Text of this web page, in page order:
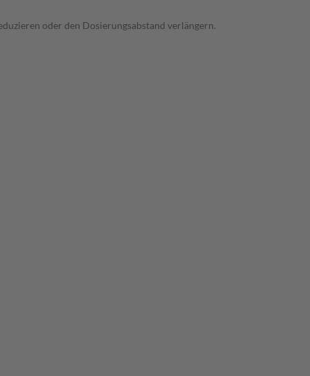
oder den Dosierungsabstand verlängern.